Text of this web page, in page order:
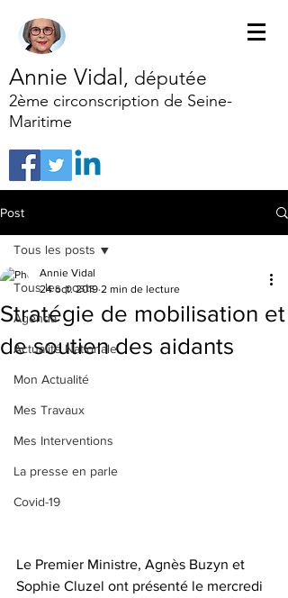
Annie Vidal, députée
2ème circonscription de Seine-
Maritime
Post
Tous les posts
Agenda
Actualité Nationale
Mon Actualité
Mes Travaux
Mes Interventions
La presse en parle
Covid-19
Tous les posts
Stratégie de mobilisation et
de soutien des aidants
Annie Vidal
24 oct. 2019 2 min de lecture
Le Premier Ministre, Agnès Buzyn et
Sophie Cluzel ont présenté le mercredi